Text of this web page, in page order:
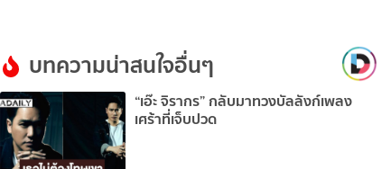
บทความน่าสนใจอื่นๆ
“เอ๊ะ จิรากร” กลับมาทวงบัลลังก์เพลง
เศร้าที่เจ็บปวด